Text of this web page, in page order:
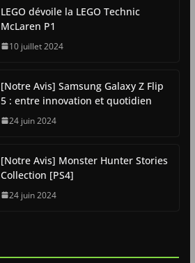
LEGO dévoile la LEGO Technic
McLaren P1
10 juillet 2024
[Notre Avis] Samsung Galaxy Z Flip
5 : entre innovation et quotidien
24 juin 2024
[Notre Avis] Monster Hunter Stories
Collection [PS4]
24 juin 2024